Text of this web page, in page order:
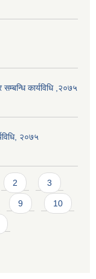
कार्यविधि ,२०७५
२०७५
2 3
9 10